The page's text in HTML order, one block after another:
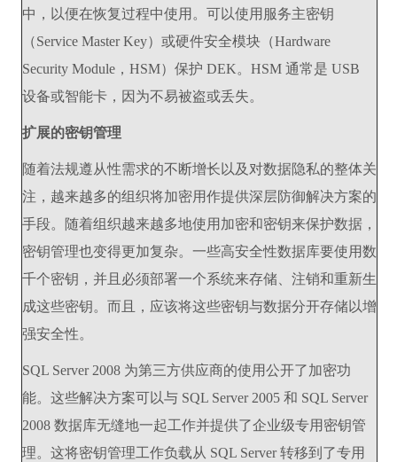
中，以便在恢复过程中使用。可以使用服务主密钥
（Service Master Key）或硬件安全模块（Hardware
Security Module，HSM）保护 DEK。HSM 通常是 USB
设备或智能卡，因为不易被盗或丢失。
扩展的密钥管理
随着法规遵从性需求的不断增长以及对数据隐私的整体关
注，越来越多的组织将加密用作提供深层防御解决方案的
手段。随着组织越来越多地使用加密和密钥来保护数据，
密钥管理也变得更加复杂。一些高安全性数据库要使用数
千个密钥，并且必须部署一个系统来存储、注销和重新生
成这些密钥。而且，应该将这些密钥与数据分开存储以增
强安全性。
SQL Server 2008 为第三方供应商的使用公开了加密功
能。这些解决方案可以与 SQL Server 2005 和 SQL Server
2008 数据库无缝地一起工作并提供了企业级专用密钥管
理。这将密钥管理工作负载从 SQL Server 转移到了专用